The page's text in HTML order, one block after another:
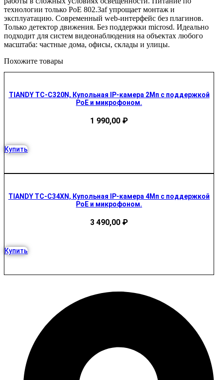
технологии только PoE 802.3af упрощает монтаж и
эксплуатацию. Современный web-интерфейс без плагинов.
Только детектор движения. Без поддержки microsd. Идеально
подходит для систем видеонаблюдения на объектах любого
масштаба: частные дома, офисы, склады и улицы.
Похожите товары
TIANDY TC-C320N, Купольная IP-камера 2Мп с поддержкой
PoE и микрофоном.
1 990,00 ₽
Купить
TIANDY TC-C34XN, Купольная IP-камера 4Мп с поддержкой
PoE и микрофоном.
3 490,00 ₽
Купить